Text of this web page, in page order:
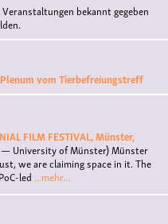
bekannt gegeben
vom Tierbefreiungstreff
FILM FESTIVAL, Münster,
— University of Münster)Münster
we are claiming space in it. The
led ...mehr...